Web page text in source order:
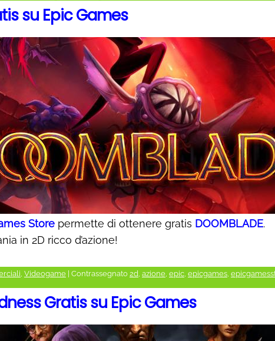
su Epic Games
Store permette di ottenere gratis DOOMBLADE.
in 2D ricco d’azione!
, Videogame Contrassegnato 2d, azione, epic, epicgames,
Gratis su Epic Games